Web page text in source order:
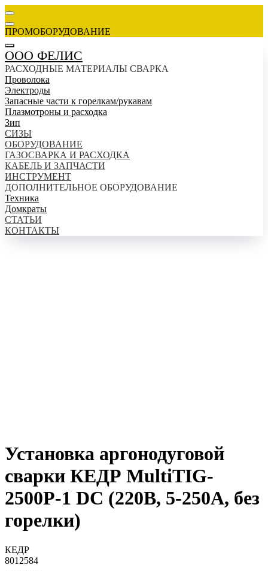
ПРОМОБОРУДОВАНИЕ
ООО ФЕЛИС
РАСХОДНЫЕ МАТЕРИАЛЫ СВАРКА
Проволока
Электроды
Запасные части к горелкам/рукавам
Плазмотроны и расходка
Зип
СИЗЫ
ОБОРУДОВАНИЕ
ГАЗОСВАРКА И РАСХОДКА
КАБЕЛЬ И ЗАПЧАСТИ
ИНСТРУМЕНТ
ДОПОЛНИТЕЛЬНОЕ ОБОРУДОВАНИЕ
Техника
Домкраты
СТАТЬИ
КОНТАКТЫ
Установка аргонодуговой
сварки КЕДР MultiTIG-
2500P-1 DC (220В, 5-250А, без
горелки)
КЕДР
8012584